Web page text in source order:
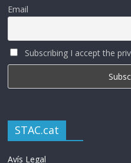
Email
Subscribing I accept the
STAC.cat
Avís Legal